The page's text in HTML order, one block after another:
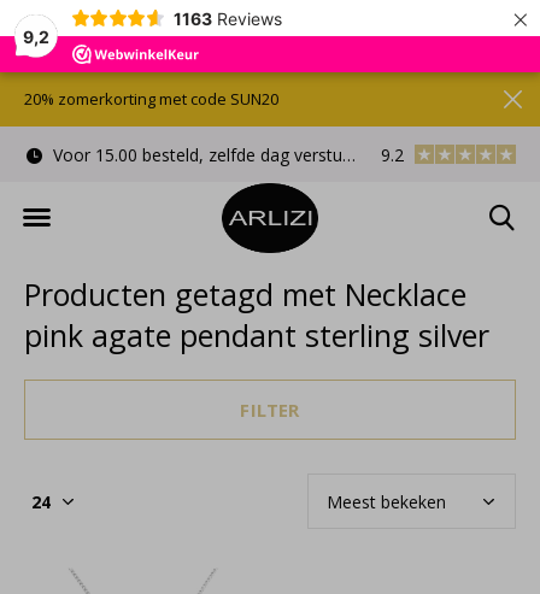
9,2
1163 Reviews ×
Voor 15.00 besteld, zelfde dag verstuurd Gratis
9.2
20% zomerkorting met code SUN20
Producten getagd met Necklace
pink agate pendant sterling silver
FILTER